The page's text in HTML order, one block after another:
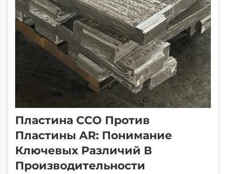
Пластина CCO Против
Пластины AR: Понимание
Ключевых Различий В
Производительности